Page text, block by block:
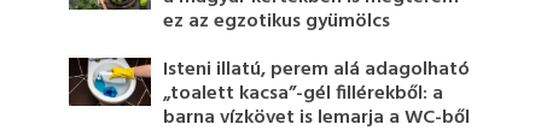
ez az egzotikus gyümölcs
Isteni illatú, perem alá adagolható
„toalett kacsa”-gél fillérekből: a
barna vízkövet is lemarja a WC-ből